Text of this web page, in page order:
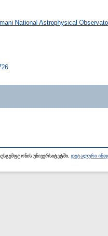
National Astrophysical
უნივერსიტეტში. დეტალური